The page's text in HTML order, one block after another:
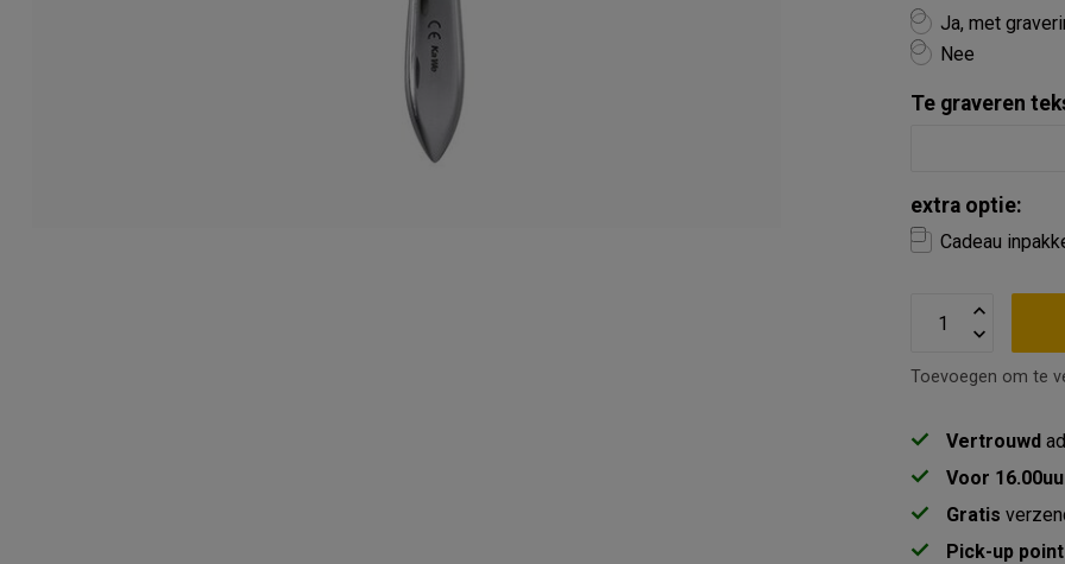
Ja, met
Nee
Te graveren
extra optie:
Cadeau
Toevoegen om te
Vertrouwd
Voor
Gratis
Pick-up point